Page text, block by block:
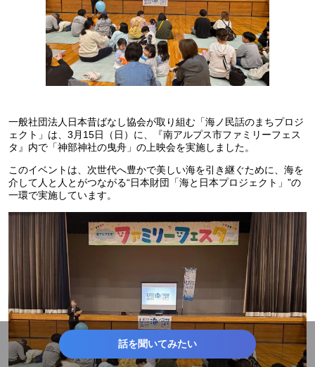
一般社団法人日本昔ばなし協会が取り組む「海ノ民話のまちプロジ
ェクト」は、3月15日（日）に、『南アルプス市ファミリーフェス
タ』内で「神部神社の曳舟」の上映会を実施しました。
このイベントは、次世代へ豊かで美しい海を引き継ぐために、海を
介して人と人とがつながる“日本財団「海と日本プロジェクト」”の
一環で実施しています。
話を聞いてみたい